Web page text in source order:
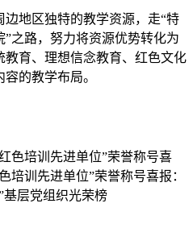
地区独特的教学资源，走“特
之路，努力将资源优势转化为
育、理想信念教育、红色文化
的教学布局。
色培训先进单位”荣誉称号喜
培训先进单位”荣誉称号喜报：
基层党组织光荣榜